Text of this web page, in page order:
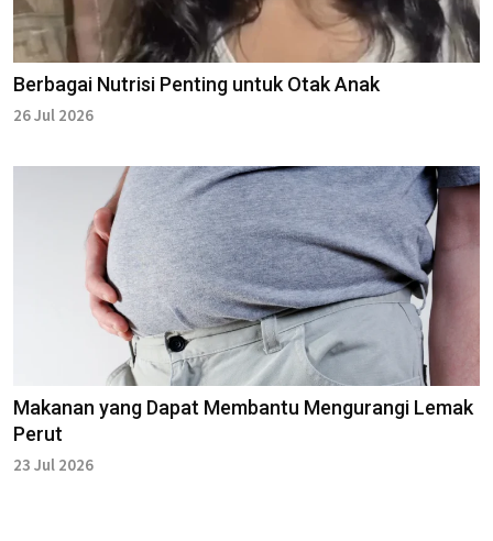
Berbagai Nutrisi Penting untuk Otak Anak
26 Jul 2026
Makanan yang Dapat Membantu Mengurangi Lemak
Perut
23 Jul 2026